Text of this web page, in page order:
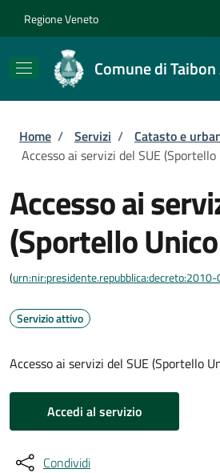
Regione Veneto
Comune di
Briciole di pane
Home / Servizi / Catasto e
Accesso ai servizi del SUE
Accesso ai
(Sportello
(
Servizio attivo
Accesso ai servizi del SUE (Sportello
Accedi al servizio
Condividi